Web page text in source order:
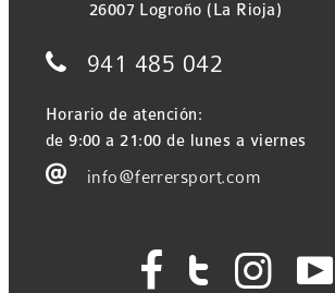
26007 Logroño (La Rioja)
 941 485 042
Horario de atención:
de 9:00 a 21:00 de lunes a viernes
 info@ferrersport.com
   